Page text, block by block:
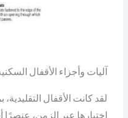
آليات وأجزاء الأقفال
لقد كانت الأقفال التقليدية،
اختبارها عبر الزمن،